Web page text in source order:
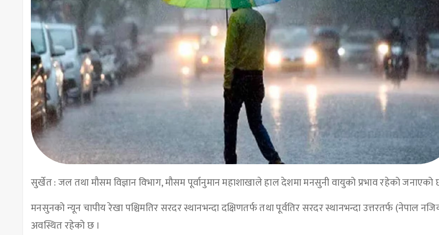
सुर्खेत : जल तथा मौसम विज्ञान विभाग, मौसम पूर्वानुमान महाशाखाले हाल देशमा मनसुनी वायुको प्रभाव रहेको जनाएको
मनसुनको न्यून चापीय रेखा पश्चिमतिर सरदर स्थानभन्दा दक्षिणतर्फ तथा पूर्वतिर सरदर स्थानभन्दा उत्तरतर्फ (नेपाल
अवस्थित रहेको छ ।